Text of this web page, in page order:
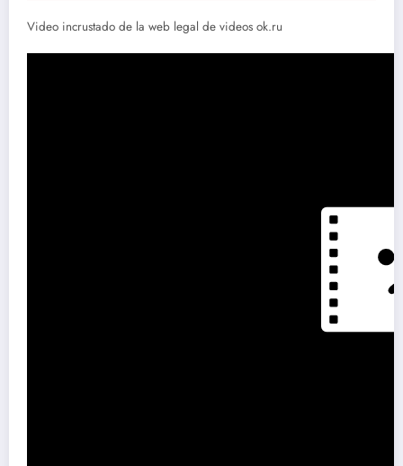
Video incrustado de la web legal de videos ok.ru